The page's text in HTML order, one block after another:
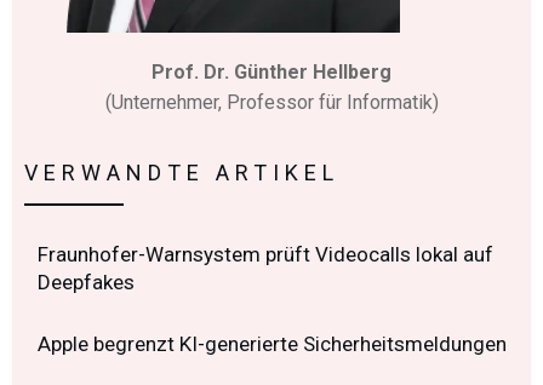
Prof. Dr. Günther Hellberg
(Unternehmer, Professor für Informatik)
VERWANDTE ARTIKEL
Fraunhofer-Warnsystem prüft Videocalls lokal auf
Deepfakes
Apple begrenzt KI-generierte Sicherheitsmeldungen